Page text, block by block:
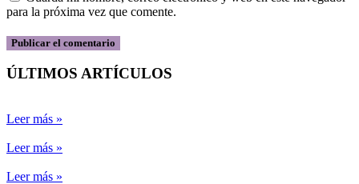
para la próxima vez que comente.
ÚLTIMOS ARTÍCULOS
Leer más »
Leer más »
Leer más »